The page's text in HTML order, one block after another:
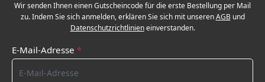
Wir senden Ihnen einen Gutscheincode für die erste Bestellung per Mail
zu. Indem Sie sich anmelden, erklären Sie sich mit unserenAGBund
Datenschutzrichtlinieneinverstanden.
E-Mail-Adresse *